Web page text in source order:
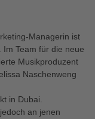
Managerin ist
Team für die neue
Musikproduzent
Naschenweng
in Dubai.
an jenen